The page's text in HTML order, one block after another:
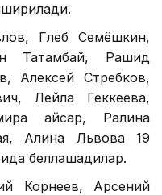
Глеб Семёшкин,
Татамбай, Рашид
Алексей Стребков,
Лейла Геккеева,
Қайсар, Ралина
Алина Львова 19
беллашадилар.
Корнеев, Арсений